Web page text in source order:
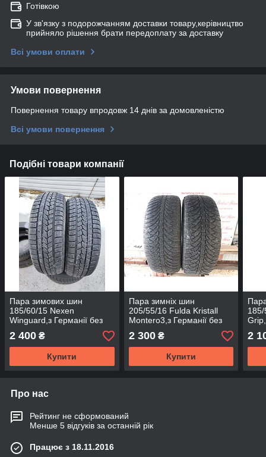
Готівкою
У зв'язку з подорожчанням доставки товару,керівництво
прийняло рішення брати передоплату за доставку
Всі умови оплати
Умови повернення
Повернення товару впродовж 14 днів за домовленістю
Всі умови повернення
Подібні товари компанії
Пара зимових шин
185/60/15 Nexen
Winguard,з Германії без
пробігу по Україні
2 400 ₴
Купити
Пара зимніх шин
205/55/16 Fulda Kristall
Montero3,з Германії без
пробігу по Україні
2 300₴
Купити
2
Про нас
Рейтинг не сформований
Менше 5 відгуків за останній рік
Працює з 18.11.2016